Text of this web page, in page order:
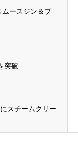
ースジン＆ブ
突破
スチームクリー